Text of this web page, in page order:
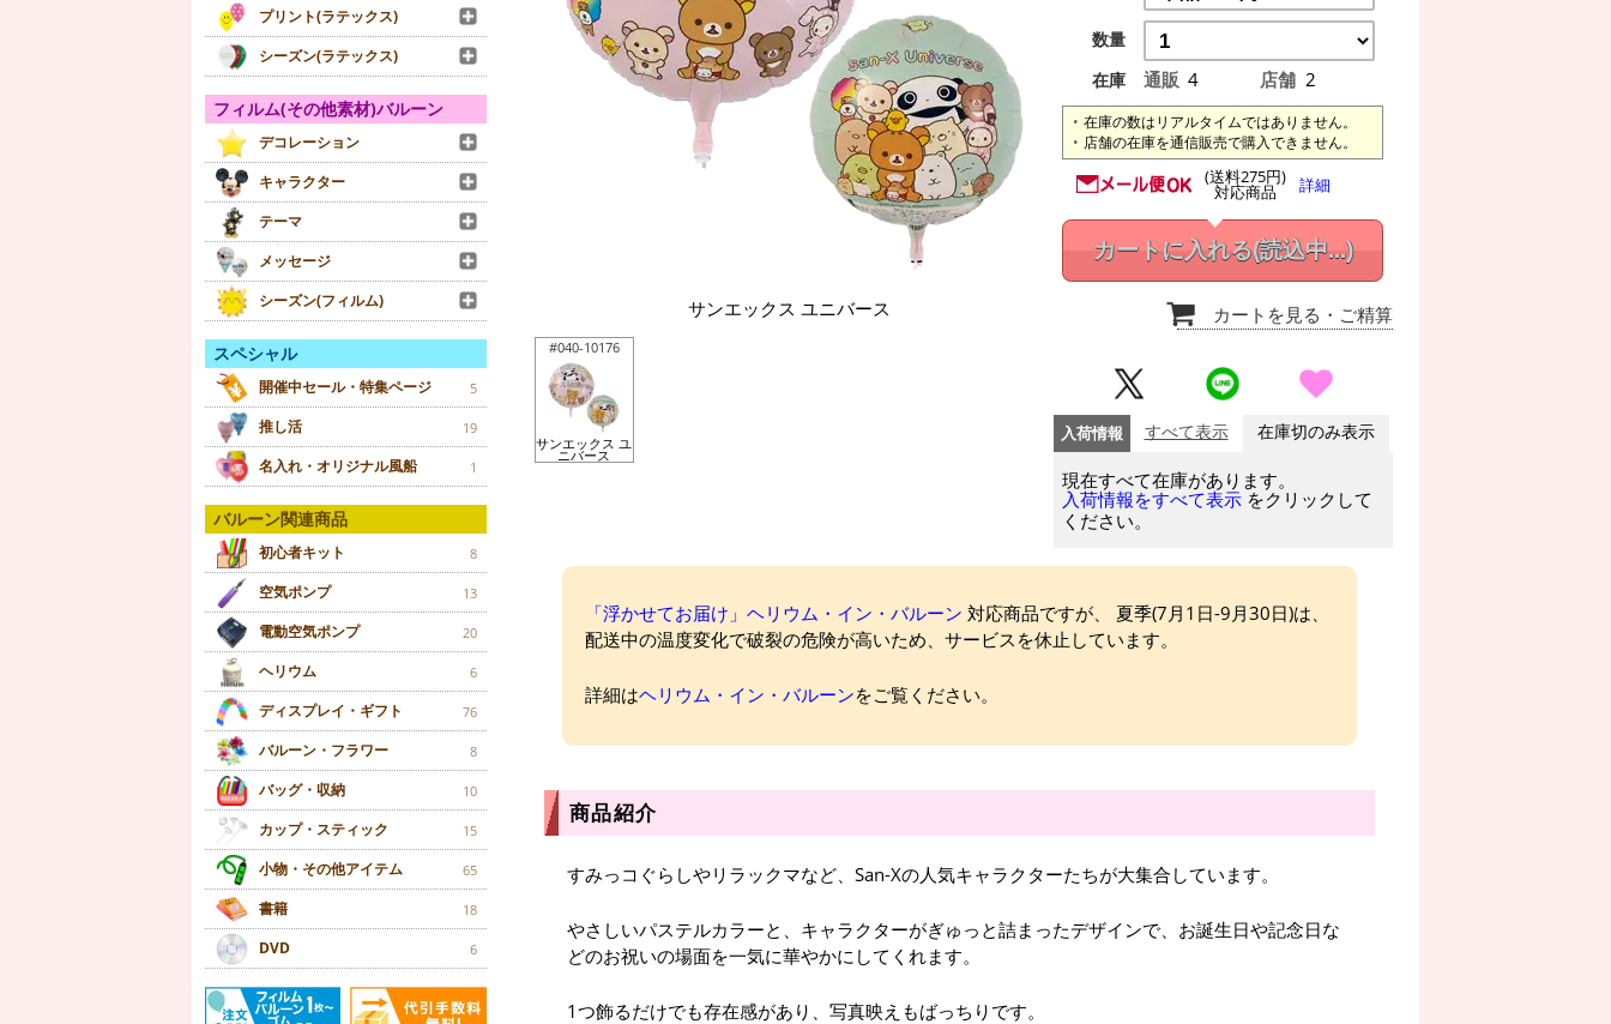
プリント(ラテックス)
シーズン(ラテックス)
フィルム(その他素材)バルーン
デコレーション
キャラクター
テーマ
メッセージ
シーズン(フィルム)
スペシャル
開催中セール・特集ページ 5
推し活 19
名入れ・オリジナル風船 1
バルーン関連商品
初心者キット 8
空気ポンプ 13
電動空気ポンプ 20
ヘリウム 6
ディスプレイ・ギフト 76
バルーン・フラワー 8
バッグ・収納 10
カップ・スティック 15
小物・その他アイテム 65
書籍 18
DVD 6
サンエックス ユニバース
#040-10176
サンエックス ユ
ニバース
数量
在庫
通販 4 店舗 2
在庫の数はリアルタイムではありません。
店舗の在庫を通信販売で購入できません。
(送料275円)
対応商品 詳細
カートに入れる(読込中...)
カートを見る ・ご精算
入荷情報 すべて表示 在庫切のみ表示
現在すべて在庫があります。
入荷情報をすべて表示 をクリックして
ください。
「浮かせてお届け」ヘリウム・イン・バルーン 対応商品ですが、 夏季(7月1日-9月30日)は、
配送中の温度変化で破裂の危険が高いため、サービスを休止しています。
詳細はヘリウム・イン・バルーンをご覧ください。
商品紹介
すみっコぐらしやリラックマなど、San-Xの人気キャラクターたちが大集合しています。
やさしいパステルカラーと、キャラクターがぎゅっと詰まったデザインで、お誕生日や記念日な
どのお祝いの場面を一気に華やかにしてくれます。
1つ飾るだけでも存在感があり、写真映えもばっちりです。